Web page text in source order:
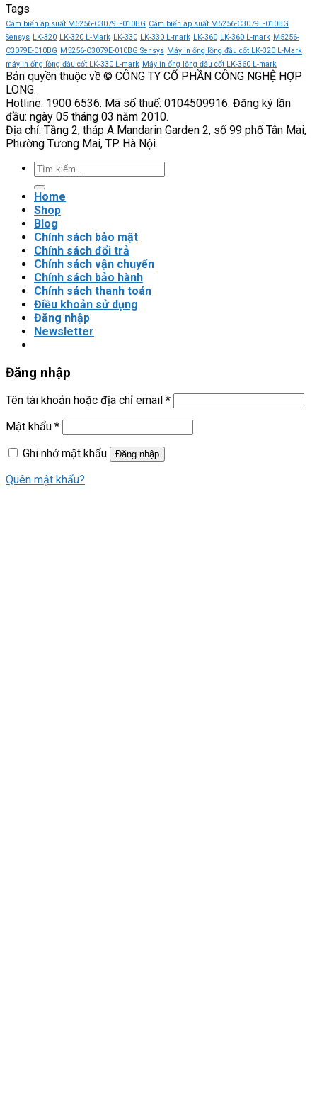
định
vị
cực
cao
dùng
giàn
phơi
thông
minh
C100
AC01-
S2-
R75G-
B-
WA
có
lắp
Tags
Cảm biến áp suất M5256-C3079E-010BG Cảm biến áp suất M5256-C3079E-010BG
Sensys LK-320 LK-320 L-Mark LK-330 LK-330 L-mark LK-360 LK-360 L-mark M5256-
C3079E-010BG M5256-C3079E-010BG Sensys Máy in ống lồng đầu cốt LK-320 L-Mark
máy in ống lồng đầu cốt LK-330 L-mark Máy in ống lồng đầu cốt LK-360 L-mark
Bản quyền thuộc về © CÔNG TY CỔ PHẦN CÔNG NGHỆ HỢP
LONG.
Hotline: 1900 6536. Mã số thuế: 0104509916. Đăng ký lần
đầu: ngày 05 tháng 03 năm 2010.
Địa chỉ: Tầng 2, tháp A Mandarin Garden 2, số 99 phố Tân Mai,
Phường Tương Mai, TP. Hà Nội.
Tìm
kiếm:
Home
Shop
Blog
Chính sách bảo mật
Chính sách đổi trả
Chính sách vận chuyển
Chính sách bảo hành
Chính sách thanh toán
Điều khoản sử dụng
Đăng nhập
Newsletter
Đăng nhập
Tên tài khoản hoặc địa chỉ email *
Mật khẩu *
Ghi nhớ mật khẩu
Đăng nhập
Quên mật khẩu?